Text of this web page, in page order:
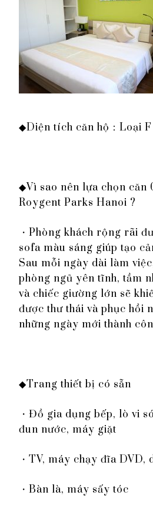
◆Diện tích căn hộ：Loại
◆Vì sao nên lựa chọn căn
Roygent Parks Hanoi ?
・Phòng khách rộng rãi
sofa màu sáng giúp tạo
Sau mỗi ngày dài làm
phòng ngủ yên tĩnh, tầm
và chiếc giường lớn sẽ
được thư thái và phục hồi
những ngày mới thành
◆Trang thiết bị có sẵn
・Đồ gia dụng bếp, lò vi
đun nước, máy giặt
・TV, máy chạy đĩa DVD,
・Bàn là, máy sấy tóc